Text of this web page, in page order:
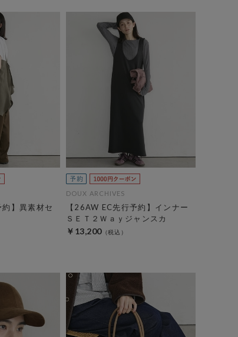
約】異素材セ
DOUX ARCHIVES
【26AW EC先行予約】インナー
ＳＥＴ２Ｗａｙジャンスカ
￥13,200